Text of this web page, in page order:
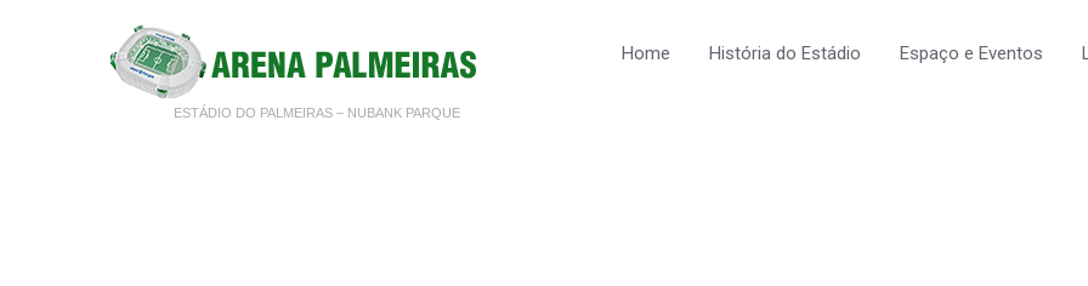
ESTÁDIO DO PALMEIRAS – NUBANK PARQUE
Home História do Estádio Espaço e Eventos